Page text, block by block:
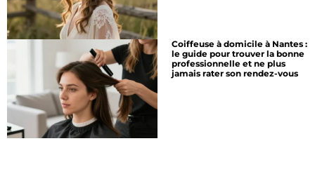
Coiffeuse à domicile à Nantes :
le guide pour trouver la bonne
professionnelle et ne plus
jamais rater son rendez-vous